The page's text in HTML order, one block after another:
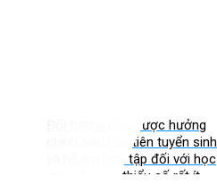
Đối tượng nào được hưởng
chính sách ưu tiên tuyển sinh
và hỗ trợ học tập đối với học
sinh dân tộc thiểu số rất ít